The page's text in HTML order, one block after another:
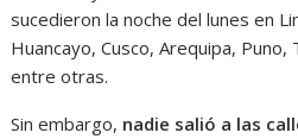
sucedieron la noche del lunes en
Huancayo, Cusco, Arequipa,
entre otras.
Sin embargo, nadie salió a las